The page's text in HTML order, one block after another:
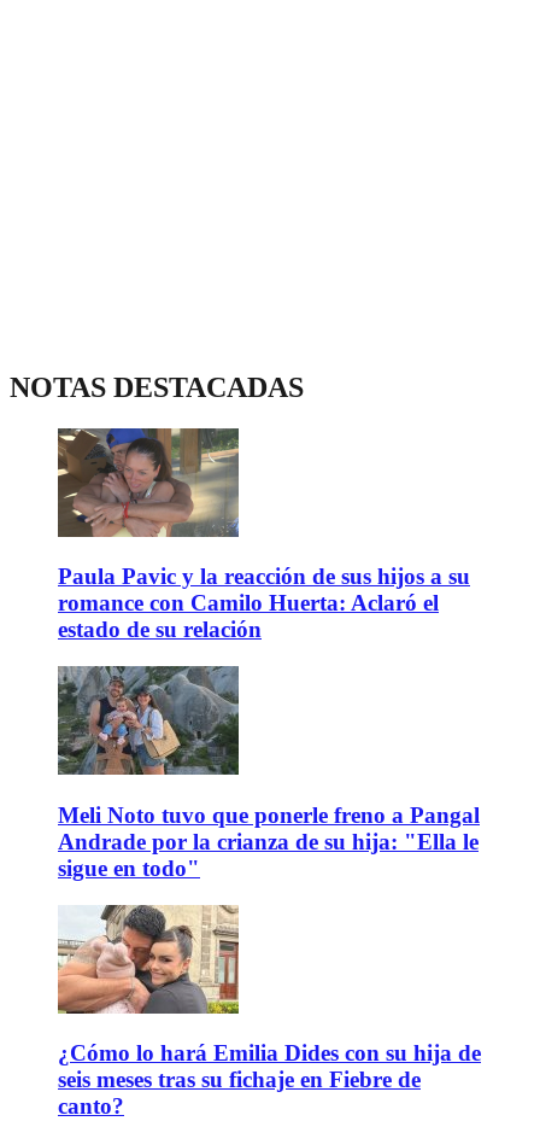
NOTAS DESTACADAS
Paula Pavic y la reacción de sus hijos a su
romance con Camilo Huerta: Aclaró el
estado de su relación
Meli Noto tuvo que ponerle freno a Pangal
Andrade por la crianza de su hija: "Ella le
sigue en todo"
¿Cómo lo hará Emilia Dides con su hija de
seis meses tras su fichaje en Fiebre de
canto?